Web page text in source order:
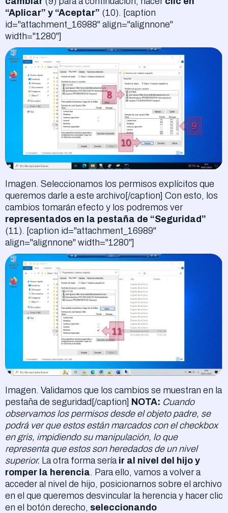
“Aplicar” y “Aceptar” (10). [caption
id="attachment_16988" align="alignnone"
width="1280"]
Imagen. Seleccionamos los permisos explícitos que
queremos darle a este archivo[/caption] Con esto, los
cambios tomarán efecto y los podremos ver
representados en la pestaña de “Seguridad”
(11). [caption id="attachment_16989"
align="alignnone" width="1280"]
Imagen. Validamos que los cambios se muestran en la
pestaña de seguridad[/caption] NOTA: Cuando
observamos los permisos desde el objeto padre, se
podrá ver que estos están marcados con el checkbox
en gris, impidiendo su manipulación, lo que
representa que estos son heredados de un nivel
superior. La otra forma sería ir al nivel del hijo y
romper la herencia. Para ello, vamos a volver a
acceder al nivel de hijo, posicionarnos sobre el archivo
en el que queremos desvincular la herencia y hacer clic
en el botón derecho, seleccionando